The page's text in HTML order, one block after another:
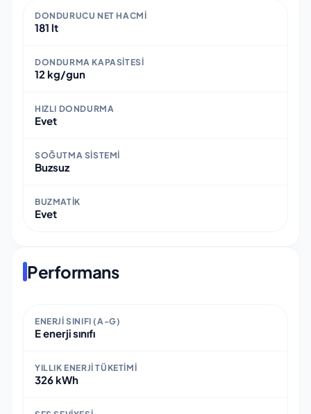
DONDURUCU NET HACMI
181 lt
DONDURMA KAPASITESI
12 kg/gun
HIZLI DONDURMA
Evet
SOĞUTMA SISTEMI
Buzsuz
BUZMATIK
Evet
Performans
ENERJI SINIFI (A-G)
E enerji sınıfı
YILLIK ENERJI TÜKETIMI
326 kWh